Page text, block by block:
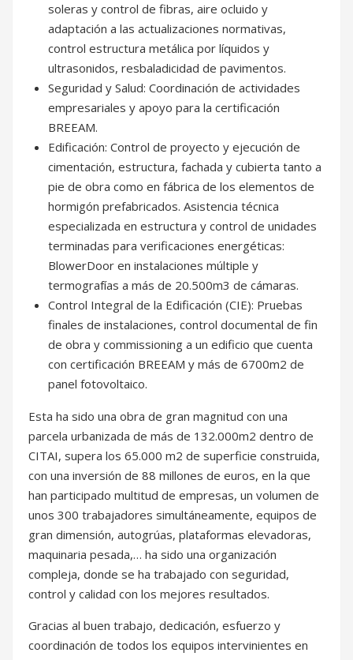
soleras y control de fibras, aire ocluido y
adaptación a las actualizaciones normativas,
control estructura metálica por líquidos y
ultrasonidos, resbaladicidad de pavimentos.
Seguridad y Salud: Coordinación de actividades
empresariales y apoyo para la certificación
BREEAM.
Edificación: Control de proyecto y ejecución de
cimentación, estructura, fachada y cubierta tanto a
pie de obra como en fábrica de los elementos de
hormigón prefabricados. Asistencia técnica
especializada en estructura y control de unidades
terminadas para verificaciones energéticas:
BlowerDoor en instalaciones múltiple y
termografías a más de 20.500m3 de cámaras.
Control Integral de la Edificación (CIE): Pruebas
finales de instalaciones, control documental de fin
de obra y commissioning a un edificio que cuenta
con certificación BREEAM y más de 6700m2 de
panel fotovoltaico.
Esta ha sido una obra de gran magnitud con una
parcela urbanizada de más de 132.000m2 dentro de
CITAI, supera los 65.000 m2 de superficie construida,
con una inversión de 88 millones de euros, en la que
han participado multitud de empresas, un volumen de
unos 300 trabajadores simultáneamente, equipos de
gran dimensión, autogrúas, plataformas elevadoras,
maquinaria pesada,… ha sido una organización
compleja, donde se ha trabajado con seguridad,
control y calidad con los mejores resultados.
Gracias al buen trabajo, dedicación, esfuerzo y
coordinación de todos los equipos intervinientes en